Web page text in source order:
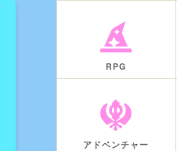
RPG
アドベンチャー